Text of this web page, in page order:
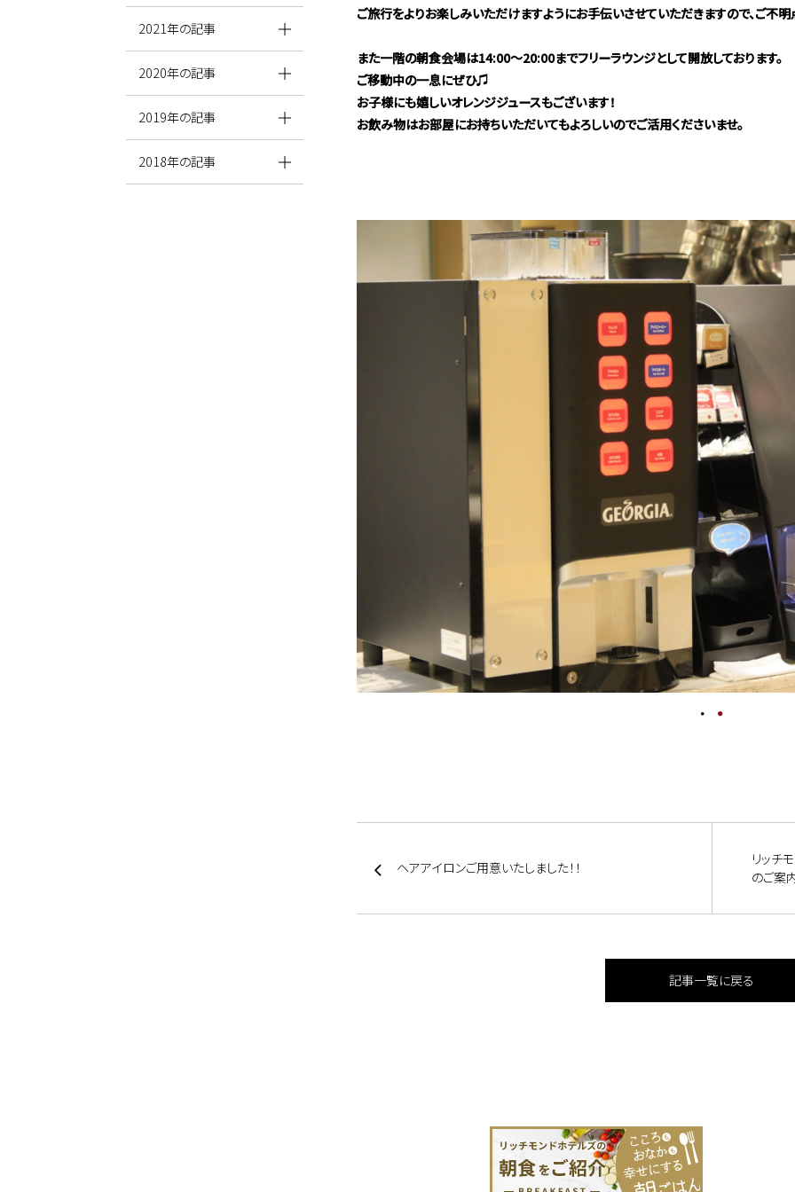
ご旅行をよりお楽しみいただけますようにお手伝いさせていただきますので、ご不
また一階の朝食会場は14:00～20:00までフリーラウンジとして開放しております。
ご移動中の一息にぜひ♫
お子様にも嬉しいオレンジジュースもございます！
お飲み物はお部屋にお持ちいただいてもよろしいのでご活用くださいませ。
ヘアアイロンご用意いたしました！！
リッチ
のご案
記事一覧に戻る
2021年の記事
2020年の記事
2019年の記事
2018年の記事